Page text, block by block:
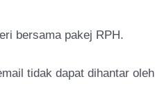
bersama pakej RPH.
tidak dapat dihantar